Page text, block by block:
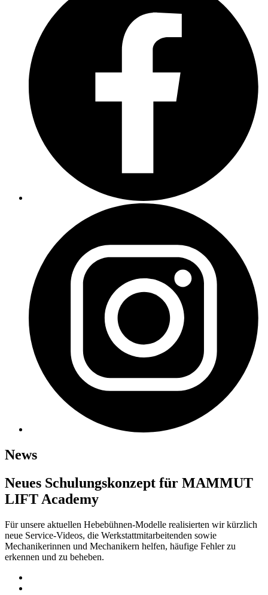
News
Neues Schulungskonzept für MAMMUT
LIFT Academy
Für unsere aktuellen Hebebühnen-Modelle realisierten wir kürzlich
neue Service-Videos, die Werkstattmitarbeitenden sowie
Mechanikerinnen und Mechanikern helfen, häufige Fehler zu
erkennen und zu beheben.